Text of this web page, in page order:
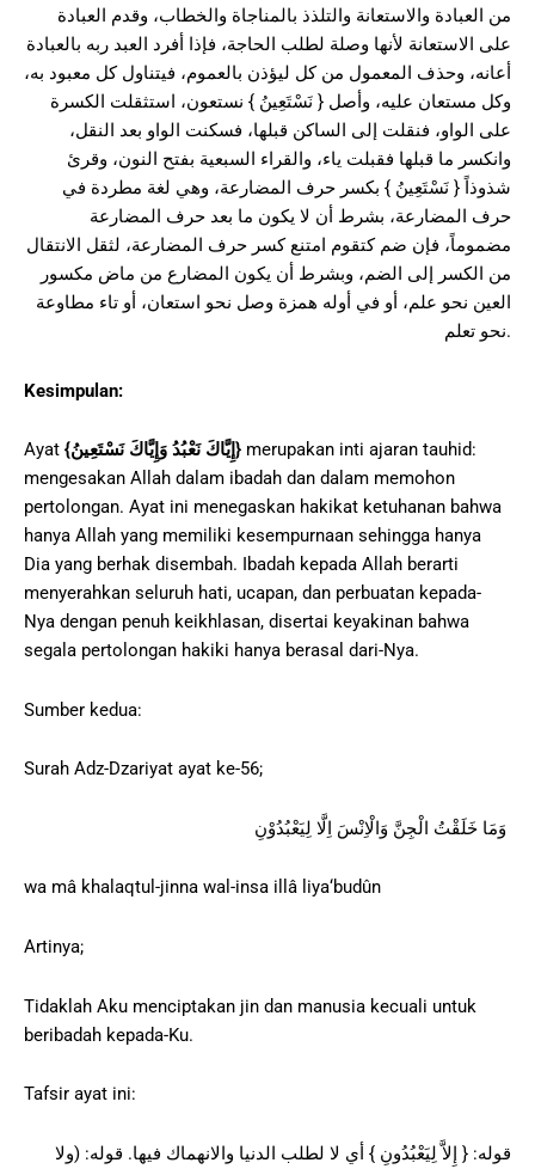
من العبادة والاستعانة والتلذذ بالمناجاة والخطاب، وقدم العبادة
على الاستعانة لأنها وصلة لطلب الحاجة، فإذا أفرد العبد ربه بالعبادة
أعانه، وحذف المعمول من كل ليؤذن بالعموم، فيتناول كل معبود به،
وكل مستعان عليه، وأصل { نَسْتَعِينُ } نستعون، استثقلت الكسرة
على الواو، فنقلت إلى الساكن قبلها، فسكنت الواو بعد النقل،
وانكسر ما قبلها فقبلت ياء، والقراء السبعية بفتح النون، وقرئ
شذوذاً { نَسْتَعِينُ } بكسر حرف المضارعة، وهي لغة مطردة في
حرف المضارعة، بشرط أن لا يكون ما بعد حرف المضارعة
مضموماً، فإن ضم كتقوم امتنع كسر حرف المضارعة، لثقل الانتقال
من الكسر إلى الضم، وبشرط أن يكون المضارع من ماض مكسور
العين نحو علم، أو في أوله همزة وصل نحو استعان، أو تاء مطاوعة
نحو تعلم.
Kesimpulan:
Ayat {إِيَّاكَ نَعْبُدُ وَإِيَّاكَ نَسْتَعِينُ} merupakan inti ajaran tauhid:
mengesakan Allah dalam ibadah dan dalam memohon
pertolongan. Ayat ini menegaskan hakikat ketuhanan bahwa
hanya Allah yang memiliki kesempurnaan sehingga hanya
Dia yang berhak disembah. Ibadah kepada Allah berarti
menyerahkan seluruh hati, ucapan, dan perbuatan kepada-
Nya dengan penuh keikhlasan, disertai keyakinan bahwa
segala pertolongan hakiki hanya berasal dari-Nya.
Sumber kedua:
Surah Adz-Dzariyat ayat ke-56;
wa mâ khalaqtul-jinna wal-insa illâ liya‘budûn
Artinya;
Tidaklah Aku menciptakan jin dan manusia kecuali untuk
beribadah kepada-Ku.
Tafsir ayat ini:
قوله: { إِلاَّ لِيَعْبُدُونِ } أي لا لطلب الدنيا والانهماك فيها. قوله: (ولا